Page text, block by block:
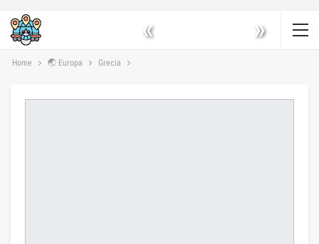
« »
Home 🌏 Europa Grecia